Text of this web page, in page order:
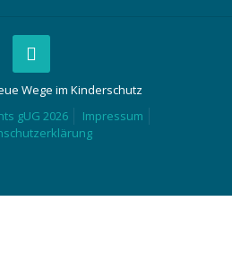
Wege im Kinderschutz
gUG 2026
Impressum